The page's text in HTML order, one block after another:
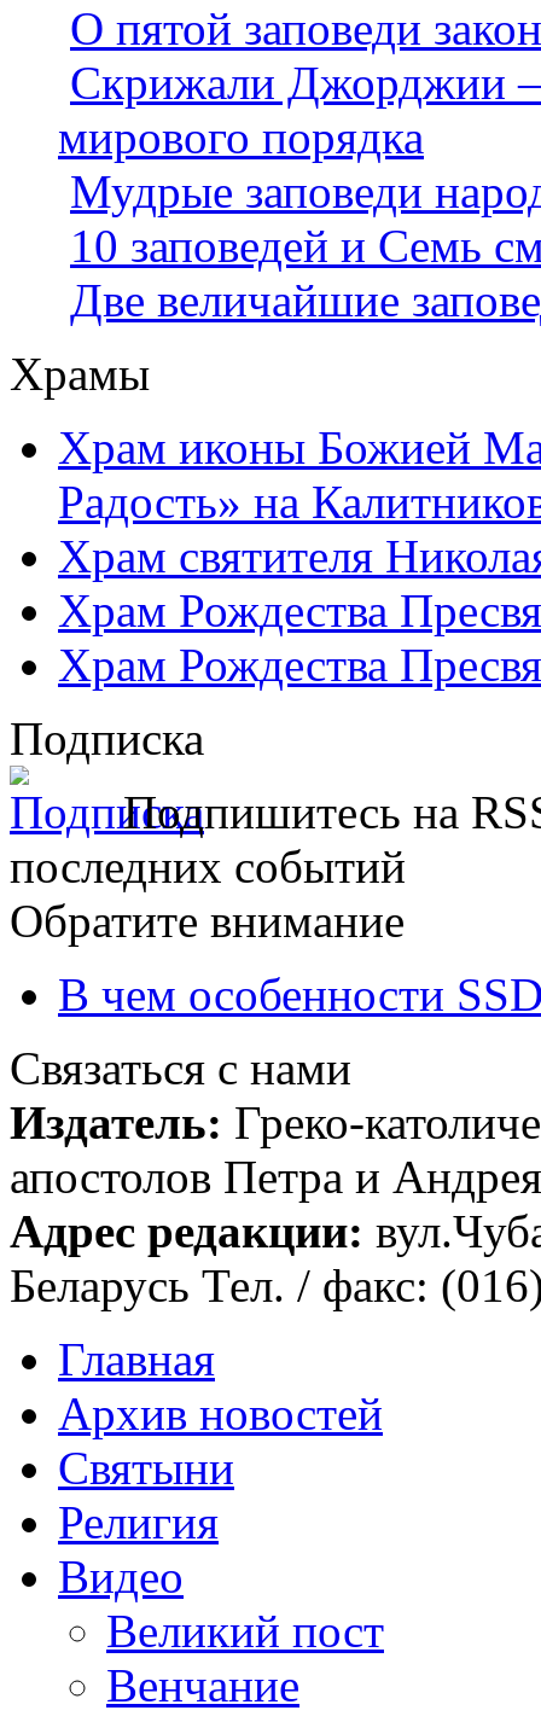
О пятой заповеди
Скрижали Джорджии —
мирового порядка
Мудрые заповеди
10 заповедей и Семь
Две величайшие
Храмы
Храм иконы Божией
Радость» на
Храм святителя
Храм Рождества
Храм Рождества
Подписка
Подпишитесь на
последних событий
Обратите внимание
В чем особенности
Связаться с нами
Издатель: Греко-
апостолов Петра и
Адрес редакции:
Беларусь Тел. / факс:
Главная
Архив новостей
Святыни
Религия
Видео
Великий пост
Венчание